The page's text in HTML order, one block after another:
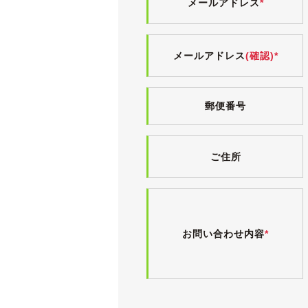
ボディにはまだ十分に艶が残ってお
純正キセノンを装備したプロジェク
新車時のものと思われるブリヂスト
18Gならではの高級感のある本革/ス
ヤニ汚れやタバコ臭、ペット臭は無
気持ちよくお乗りいただけるよう、
テアリングスイッチ・給油口オープ
試乗しましたところ、エンジンやオ
メールアドレス*
メールアドレス(確認)*
郵便番号
ご住所
お問い合わせ内容*